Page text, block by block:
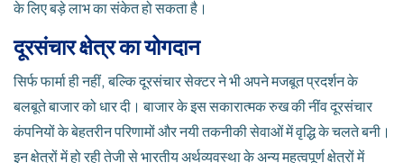
के लिए बड़े लाभ का संकेत हो सकता है।
दूरसंचार क्षेत्र का योगदान
सिर्फ फार्मा ही नहीं, बल्कि दूरसंचार सेक्टर ने भी अपने मजबूत प्रदर्शन के
बलबूते बाजार को धार दी। बाजार के इस सकारात्मक रुख की नींव दूरसंचार
कंपनियों के बेहतरीन परिणामों और नयी तकनीकी सेवाओं में वृद्धि के चलते बनी।
इन क्षेत्रों में हो रही तेजी से भारतीय अर्थव्यवस्था के अन्य महत्वपूर्ण क्षेत्रों में